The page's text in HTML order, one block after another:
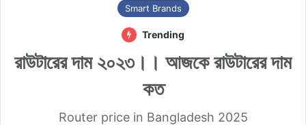
Smart Brands
Trending
রাউটারের দাম ২০২৩।। আজকে রাউটারের দাম
কত
Router price in Bangladesh 2025